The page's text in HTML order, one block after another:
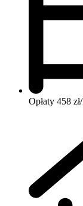
Opłaty 458